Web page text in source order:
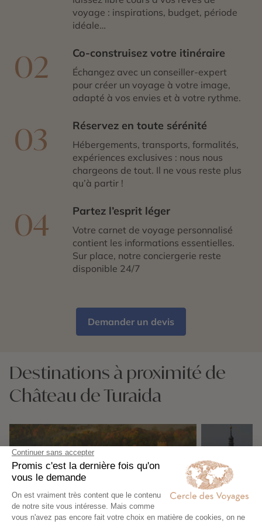
voyage : inspirations, budget, période
idéale…
02 Co-construisez votre itinéraire
Échangez avec un conseiller-expert
pour créer un voyage à votre image,
adapté à vos envies et à votre rythme.
03 Réservez en toute sérénité
Hébergements, transports, formalités,
expériences exclusives : nous nous
chargeons de tout. Il ne vous reste plus
qu’à partir !
04 Partez l’esprit léger
Votre carnet de voyage personnalisé
contient les informations essentielles.
Sur place, notre conciergerie reste
disponible 24/7
Demander un devis
Destinations à proximité de
Château de Turaida